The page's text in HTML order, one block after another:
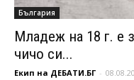
България
Младеж на 18 г. е
чичо си...
Екип на ДЕБАТИ.БГ -